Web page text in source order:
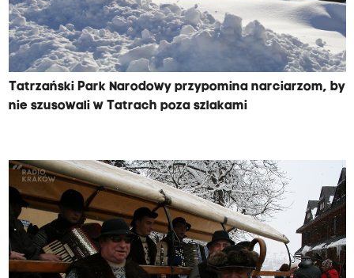
Tatrzański Park Narodowy przypomina narciarzom, by
nie szusowali w Tatrach poza szlakami